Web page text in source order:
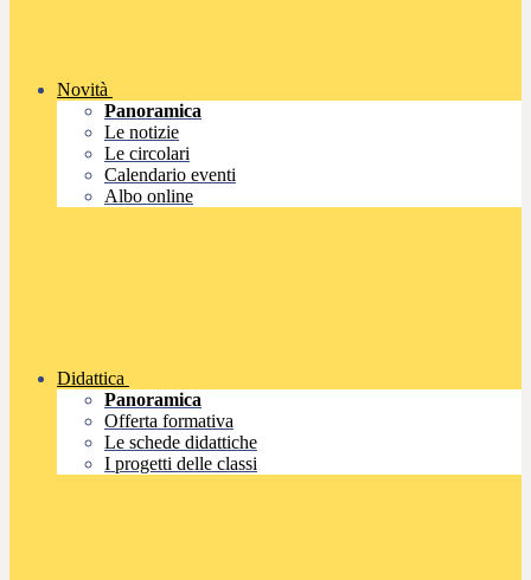
Novità
Panoramica
Le notizie
Le circolari
Calendario eventi
Albo online
Didattica
Panoramica
Offerta formativa
Le schede didattiche
I progetti delle classi